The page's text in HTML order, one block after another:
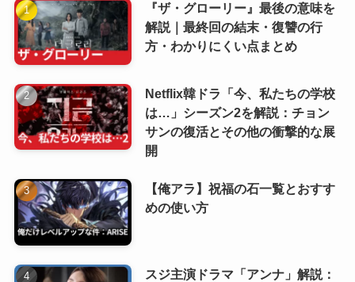
『ザ・グローリー』最後の意味を
解説｜最終回の結末・復讐の行
方・わかりにくい点まとめ
Netflix韓ドラ「今、私たちの学校
は…」シーズン2を解説：チョン
サンの復活とその他の衝撃的な展
開
【俺アラ】祝福の石一覧とおすす
めの使い方
スジ主演ドラマ「アンナ」解説：